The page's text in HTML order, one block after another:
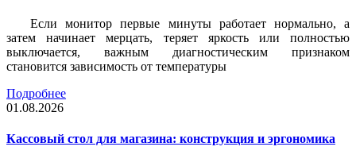
Если монитор первые минуты работает нормально, а
затем начинает мерцать, теряет яркость или полностью
выключается, важным диагностическим признаком
становится зависимость от температуры
Подробнее
01.08.2026
Кассовый стол для магазина: конструкция и эргономика